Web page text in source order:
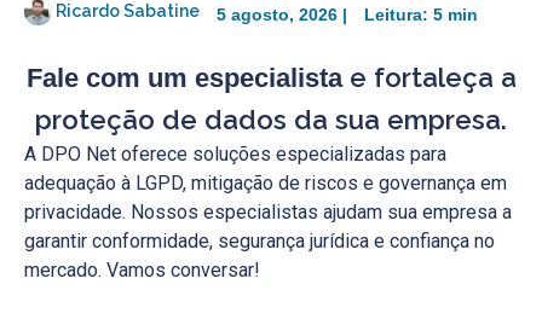
Ricardo Sabatine 5 agosto, 2026 | Leitura: 5 min
Fale com um especialistae fortaleça a
proteção de dados da sua empresa.
A DPO Net oferece soluções especializadas para
adequação à LGPD, mitigação de riscos e governança em
privacidade. Nossos especialistas ajudam sua empresa a
garantir conformidade, segurança jurídica e confiança no
mercado. Vamos conversar!